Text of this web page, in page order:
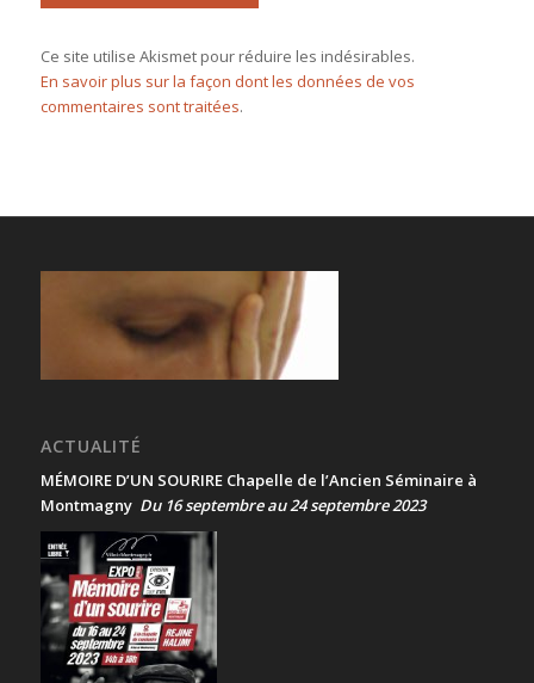
Ce site utilise Akismet pour réduire les indésirables.
En savoir plus sur la façon dont les données de vos
commentaires sont traitées.
ACTUALITÉ
MÉMOIRE D’UN SOURIRE Chapelle de l’Ancien Séminaire à
Montmagny Du 16 septembre au 24 septembre 2023